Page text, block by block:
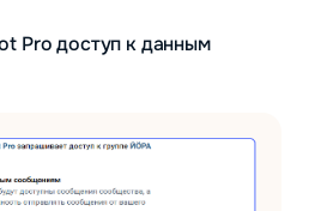
Pro доступ к данным